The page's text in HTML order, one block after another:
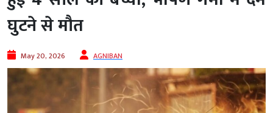
घुटने से मौत
May 20, 2026 AGNIBAN